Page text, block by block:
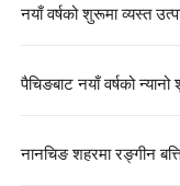
नयाँ वर्षको शुरूमा व्यस्त
पैचिङबाट नयाँ वर्षको
नानचिङ शहरमा रङ्गीन